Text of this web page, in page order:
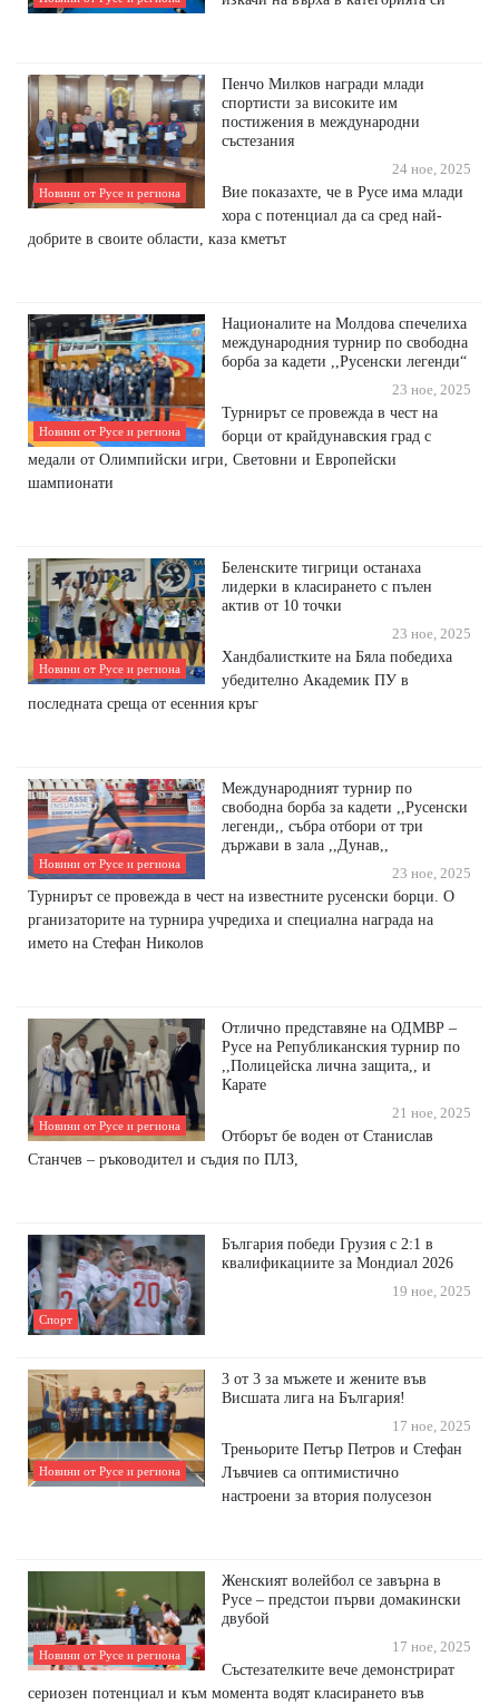
Новини от Русе и региона
Пенчо Милков награди млади
спортисти за високите им
постижения в международни
състезания
24 ное, 2025
Вие показахте, че в Русе има млади
хора с потенциал да са сред най-
добрите в своите области, каза кметът
Новини от Русе и региона
Националите на Молдова спечелиха
международния турнир по свободна
борба за кадети ,,Русенски легенди“
23 ное, 2025
Турнирът се провежда в чест на
борци от крайдунавския град с
медали от Олимпийски игри, Световни и Европейски
шампионати
Новини от Русе и региона
Беленските тигрици останаха
лидерки в класирането с пълен
актив от 10 точки
23 ное, 2025
Хандбалистките на Бяла победиха
убедително Академик ПУ в
последната среща от есенния кръг
Новини от Русе и региона
Международният турнир по
свободна борба за кадети ,,Русенски
легенди,, събра отбори от три
държави в зала ,,Дунав,,
23 ное, 2025
Турнирът се провежда в чест на известните русенски борци. О
рганизаторите на турнира учредиха и специална награда на
името на Стефан Николов
Новини от Русе и региона
Отлично представяне на ОДМВР –
Русе на Републиканския турнир по
,,Полицейска лична защита,, и
Карате
21 ное, 2025
Отборът бе воден от Станислав
Станчев – ръководител и съдия по ПЛЗ,
Спорт
България победи Грузия с 2:1 в
квалификациите за Мондиал 2026
19 ное, 2025
Новини от Русе и региона
3 от 3 за мъжете и жените във
Висшата лига на България!
17 ное, 2025
Треньорите Петър Петров и Стефан
Лъвчиев са оптимистично
настроени за втория полусезон
Новини от Русе и региона
Женският волейбол се завърна в
Русе – предстои първи домакински
двубой
17 ное, 2025
Състезателките вече демонстрират
сериозен потенциал и към момента водят класирането във